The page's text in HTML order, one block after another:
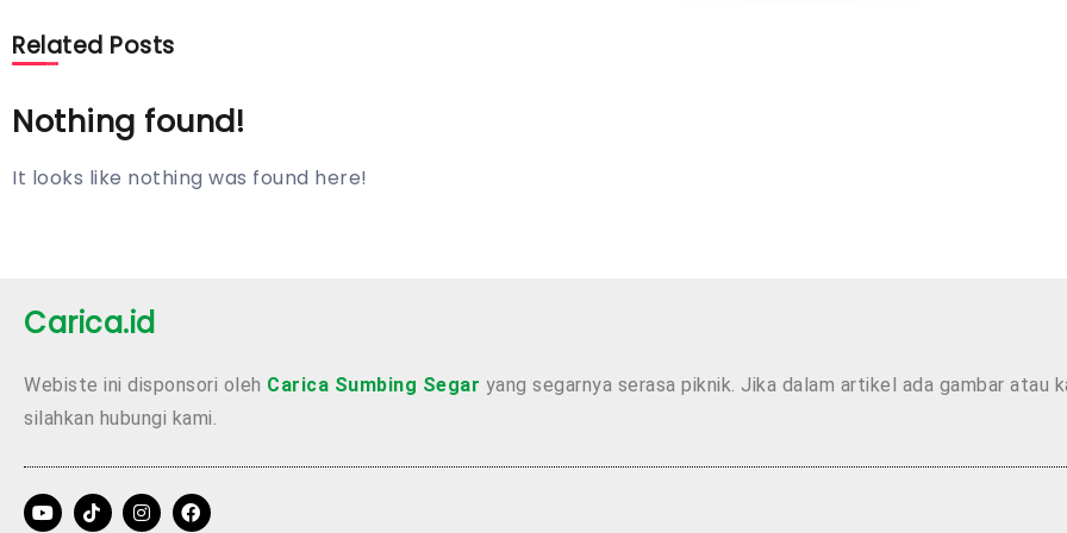
Related Posts
Nothing found!
It looks like nothing was found here!
Carica.id
Webiste ini disponsori oleh Carica Sumbing Segar yang segarnya serasa piknik. Jika dalam artikel ada gambar atau
silahkan hubungi kami.